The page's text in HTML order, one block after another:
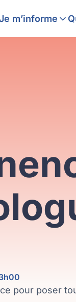
m’informe
pour poser